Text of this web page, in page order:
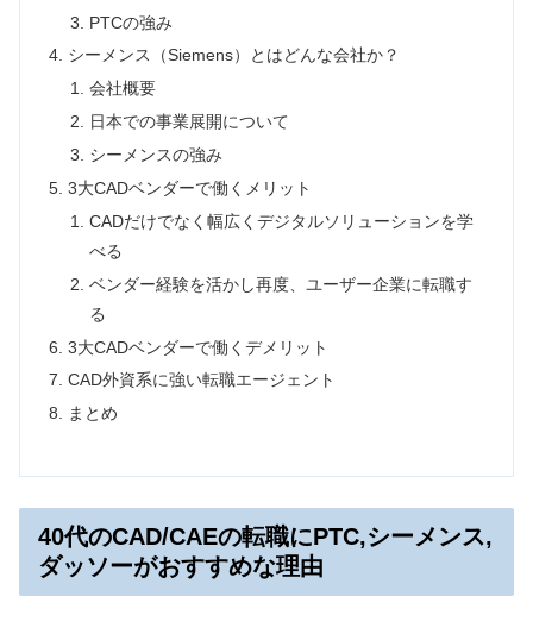
PTCの強み
シーメンス（Siemens）とはどんな会社か？
会社概要
日本での事業展開について
シーメンスの強み
3大CADベンダーで働くメリット
CADだけでなく幅広くデジタルソリューションを学
べる
ベンダー経験を活かし再度、ユーザー企業に転職す
る
3大CADベンダーで働くデメリット
CAD外資系に強い転職エージェント
まとめ
40代のCAD/CAEの転職にPTC,シーメンス,
ダッソーがおすすめな理由